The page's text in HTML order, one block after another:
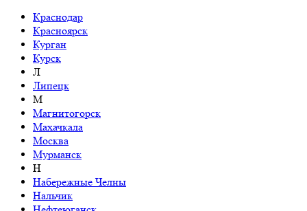
Краснодар
Красноярск
Курган
Курск
Л
Липецк
М
Магнитогорск
Махачкала
Москва
Мурманск
Н
Набережные Челны
Нальчик